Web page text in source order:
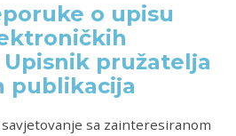
o upisu
pružatelja
publikacija
sa zainteresiranom